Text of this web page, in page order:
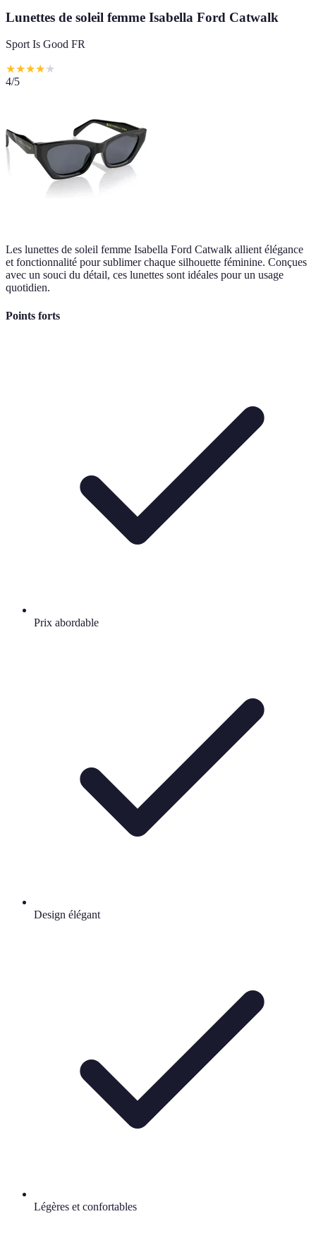
Lunettes de soleil femme Isabella Ford Catwalk
Sport Is Good FR
★★★★★
4/5
Les lunettes de soleil femme Isabella Ford Catwalk allient élégance
et fonctionnalité pour sublimer chaque silhouette féminine. Conçues
avec un souci du détail, ces lunettes sont idéales pour un usage
quotidien.
Points forts
Prix abordable
Design élégant
Légères et confortables